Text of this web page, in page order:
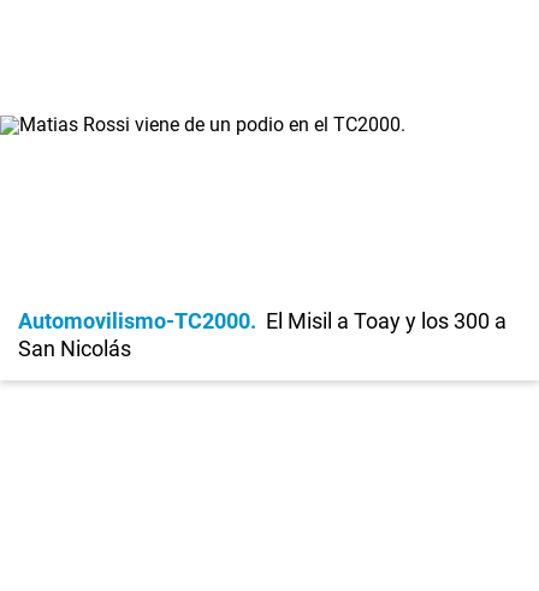
Automovilismo-TC2000
El Misil a Toay y los 300 a
San Nicolás